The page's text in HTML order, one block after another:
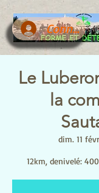
Le
la
dim. 11
12km, denivelé: